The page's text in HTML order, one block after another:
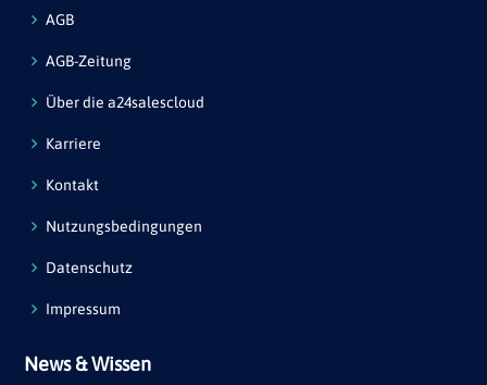
AGB
AGB-Zeitung
Über die a24salescloud
Karriere
Kontakt
Nutzungsbedingungen
Datenschutz
Impressum
News & Wissen